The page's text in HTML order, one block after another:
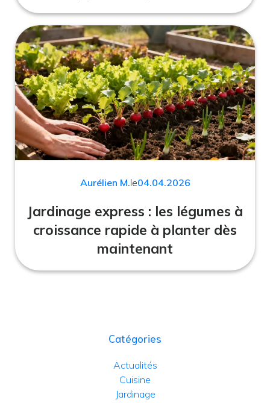
Aurélien M.le04.04.2026
Jardinage express : les légumes à
croissance rapide à planter dès
maintenant
Catégories
Actualités
Cuisine
Jardinage